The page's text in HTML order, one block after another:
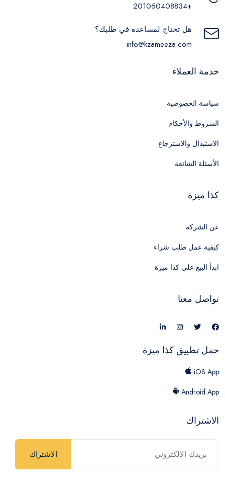
+201050408834
هل تحتاج لمساعده في طلبك؟
info@kzameeza.com
خدمة العملاء
سياسة الخصوصية
الشروط والأحكام
الاستبدال والاسترجاع
الأسئلة الشائعة
كذا ميزة
عن الشركة
كيفية عمل طلب شراء
ابدأ البيع علي كذا ميزة
تواصل معنا
حمل تطبيق كذا ميزة
iOS App
Android App
الاشتراك
الاشتراك